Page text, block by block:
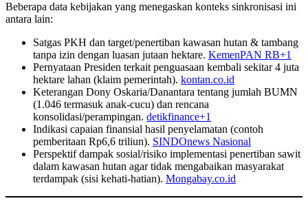
Beberapa data kebijakan yang menegaskan konteks sinkronisasi ini
antara lain:
Satgas PKH dan target/penertiban kawasan hutan & tambang
tanpa izin dengan luasan jutaan hektare. KemenPAN RB+1
Pernyataan Presiden terkait penguasaan kembali sekitar 4 juta
hektare lahan (klaim pemerintah). kontan.co.id
Keterangan Dony Oskaria/Danantara tentang jumlah BUMN
(1.046 termasuk anak-cucu) dan rencana
konsolidasi/perampingan. detikfinance+1
Indikasi capaian finansial hasil penyelamatan (contoh
pemberitaan Rp6,6 triliun). SINDOnews Nasional
Perspektif dampak sosial/risiko implementasi penertiban sawit
dalam kawasan hutan agar tidak mengabaikan masyarakat
terdampak (sisi kehati-hatian). Mongabay.co.id